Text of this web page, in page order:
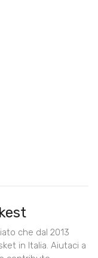
che dal 2013
in Italia. Aiutaci a